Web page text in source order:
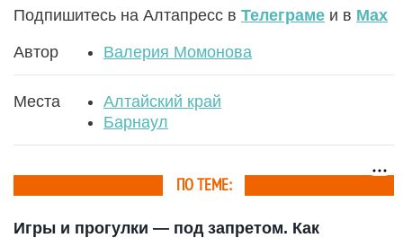
Подпишитесь на Алтапресс в Телеграме и в Max
Автор Валерия Момонова
Места
Алтайский край
Барнаул
ПО ТЕМЕ:
Игры и прогулки — под запретом. Как